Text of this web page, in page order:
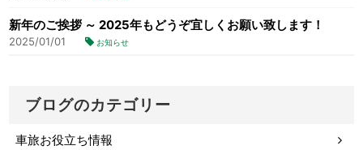
新年のご挨拶 ～ 2025年もどうぞ宜しくお願い致します！
2025/01/01 お知らせ
ブログのカテゴリー
車旅お役立ち情報